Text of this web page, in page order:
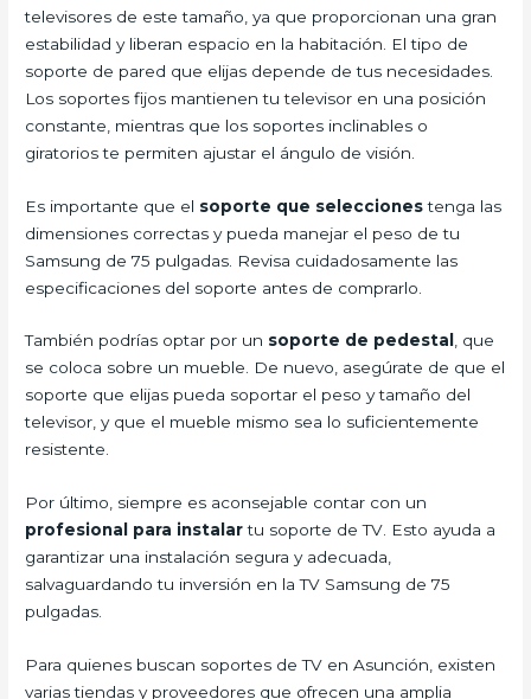
televisores de este tamaño, ya que proporcionan una gran
estabilidad y liberan espacio en la habitación. El tipo de
soporte de pared que elijas depende de tus necesidades.
Los soportes fijos mantienen tu televisor en una posición
constante, mientras que los soportes inclinables o
giratorios te permiten ajustar el ángulo de visión.
Es importante que el soporte que seleccionestenga las
dimensiones correctas y pueda manejar el peso de tu
Samsung de 75 pulgadas. Revisa cuidadosamente las
especificaciones del soporte antes de comprarlo.
También podrías optar por un soporte de pedestal , que
se coloca sobre un mueble. De nuevo, asegúrate de que el
soporte que elijas pueda soportar el peso y tamaño del
televisor, y que el mueble mismo sea lo suficientemente
resistente.
Por último, siempre es aconsejable contar con un
profesional para instalartu soporte de TV. Esto ayuda a
garantizar una instalación segura y adecuada,
salvaguardando tu inversión en la TV Samsung de 75
pulgadas.
Para quienes buscan soportes de TV en Asunción, existen
varias tiendas y proveedores que ofrecen una amplia